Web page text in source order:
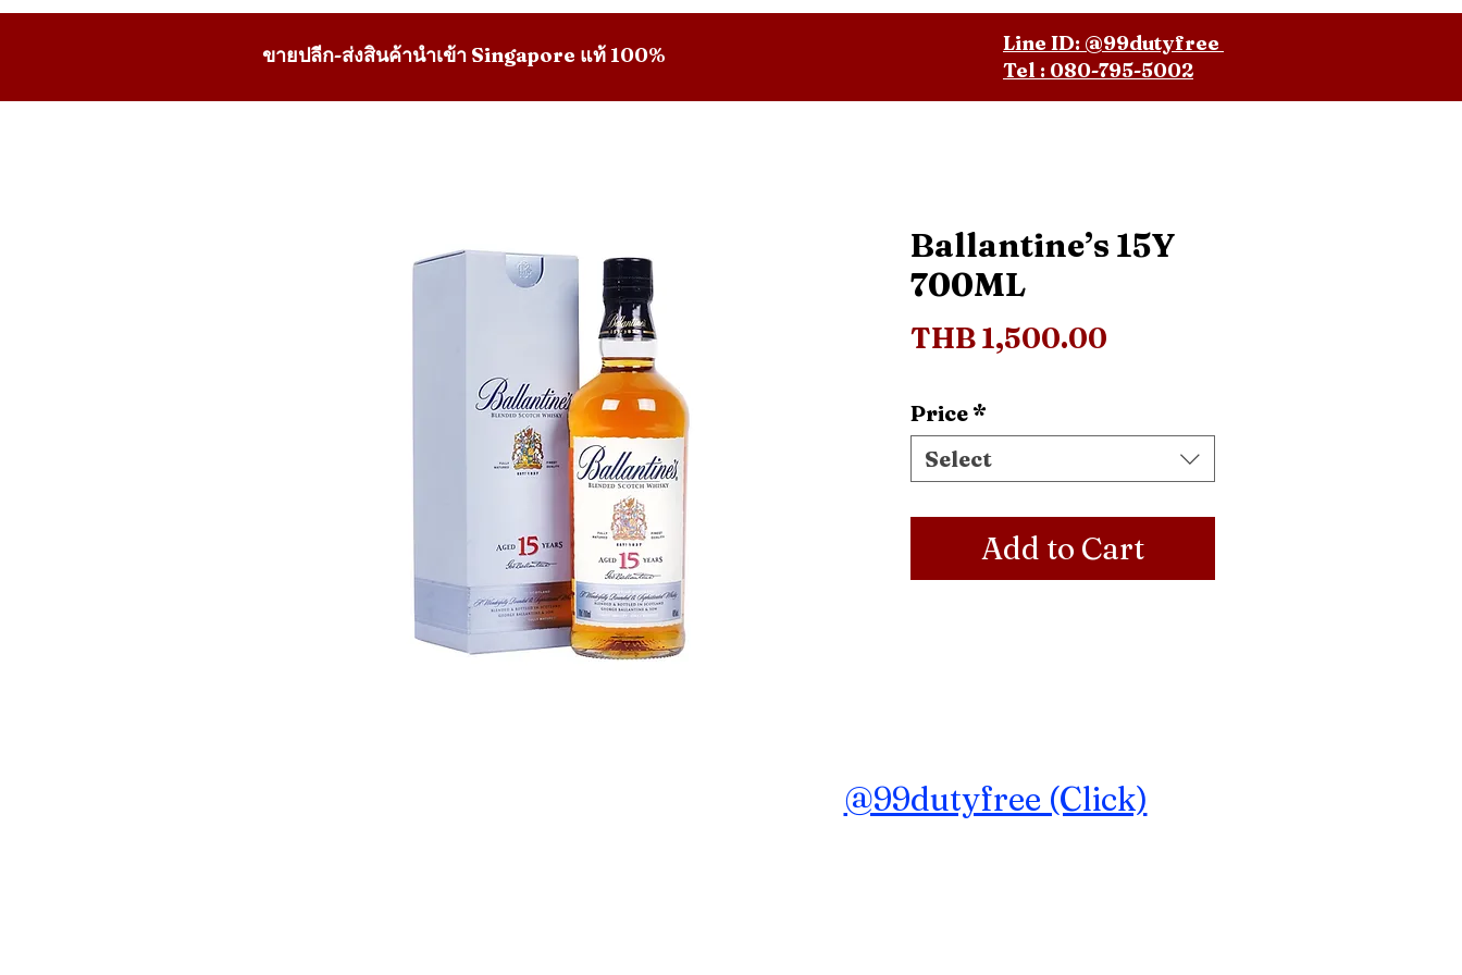
ขายปลีก-ส่งสินค้านำเข้า Singapore แท้ 100%
Line ID: @99dutyfree
Tel : 080-795-5002
Ballantine’s 15Y
700ML
THB 1,500.00
Price *
Select
Add to Cart
@99dutyfree (Click)